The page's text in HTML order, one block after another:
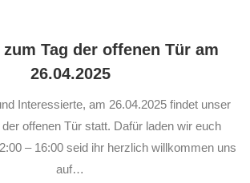
Tag der offenen Tür am
26.04.2025
Interessierte, am 26.04.2025 findet unser
der offenen Tür statt. Dafür laden wir euch
– 16:00 seid ihr herzlich willkommen uns
auf…